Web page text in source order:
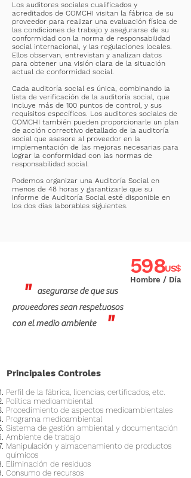
Los auditores sociales cualificados y
acreditados de COMCHI visitan la fábrica de su
proveedor para realizar una evaluación física de
las condiciones de trabajo y asegurarse de su
conformidad con la norma de responsabilidad
social internacional, y las regulaciones locales.
Ellos observan, entrevistan y analizan datos
para obtener una visión clara de la situación
actual de conformidad social.
Cada auditoría social es única, combinando la
lista de verificación de la auditoría social, que
incluye más de 100 puntos de control, y sus
requisitos específicos. Los auditores sociales de
COMCHI también pueden proporcionarle un plan
de acción correctivo detallado de la auditoría
social que asesore al proveedor en la
implementación de las mejoras necesarias para
lograr la conformidad con las normas de
responsabilidad social.
Podemos organizar una Auditoría Social en
menos de 48 horas y garantizarle que su
informe de Auditoría Social esté disponible en
los dos días laborables siguientes.
"
asegurarse de que sus
proveedores sean respetuosos
con el medio ambiente
"
598US$
Hombre / Día
Principales Controles
Perfil de la fábrica, licencias, certificados, etc.
Política medioambiental
Procedimiento de aspectos medioambientales
Programa medioambiental
Sistema de gestión ambiental y documentación
Ambiente de trabajo
Manipulación y almacenamiento de productos
químicos
Eliminación de residuos
Consumo de recursos